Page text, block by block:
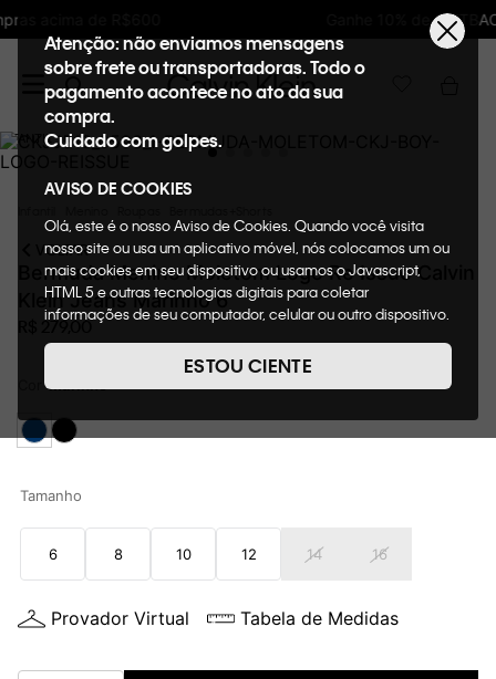
Atenção: não enviamos mensagens
sobre frete ou transportadoras. Todo o
pagamento acontece no ato da sua
compra.
Cuidado com golpes.
AVISO DE COOKIES
Olá, este é o nosso Aviso de Cookies. Quando você visita
nosso site ou usa um aplicativo móvel, nós colocamos um ou
mais cookies em seu dispositivo ou usamos o Javascript,
HTML 5 e outras tecnologias digitais para coletar
informações de seu computador, celular ou outro dispositivo.
de cookies, informaremos quais cookies usaremos e quais
suas funções. A forma como processamos os dados
nosso Aviso de Privacidade. Quando você visita nosso site,
consideraremos isso como sua solicitação específica para
entre outros, a capacidade de comprar um item em nossa
Cookies acesse o link.
ESTOU CIENTE
VOLTAR
Bermuda Menino Moletom Logo Re Issue Calvin
Klein Jeans Marinho 6
279,00
CorMarinho
Tamanho
6 8 10 12 14 16
Provador Virtual Tabela de Medidas